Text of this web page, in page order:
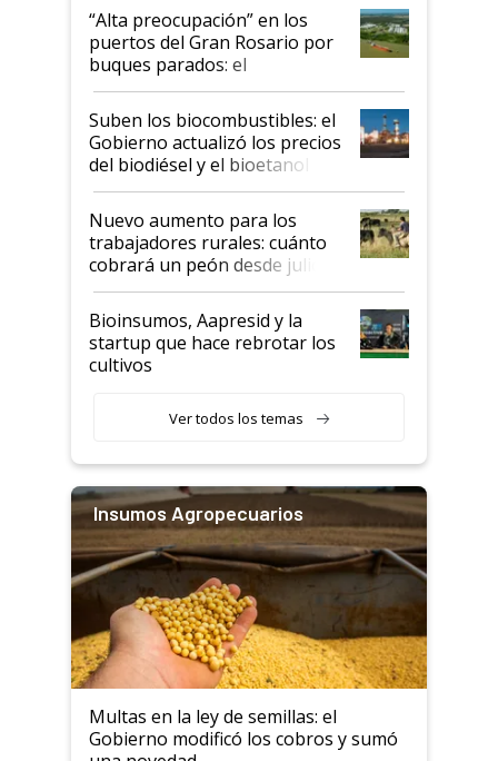
“Alta preocupación” en los
puertos del Gran Rosario por
buques parados: el
funcionamiento de las
exportadoras en tensión tras
la medida de fuerza de los
prácticos
Suben los biocombustibles: el
Gobierno actualizó los precios
del biodiésel y el bioetanol
Nuevo aumento para los
trabajadores rurales: cuánto
cobrará un peón desde julio
Bioinsumos, Aapresid y la
startup que hace rebrotar los
cultivos
Ver todos los temas
Insumos Agropecuarios
Multas en la ley de semillas: el
Gobierno modificó los cobros y sumó